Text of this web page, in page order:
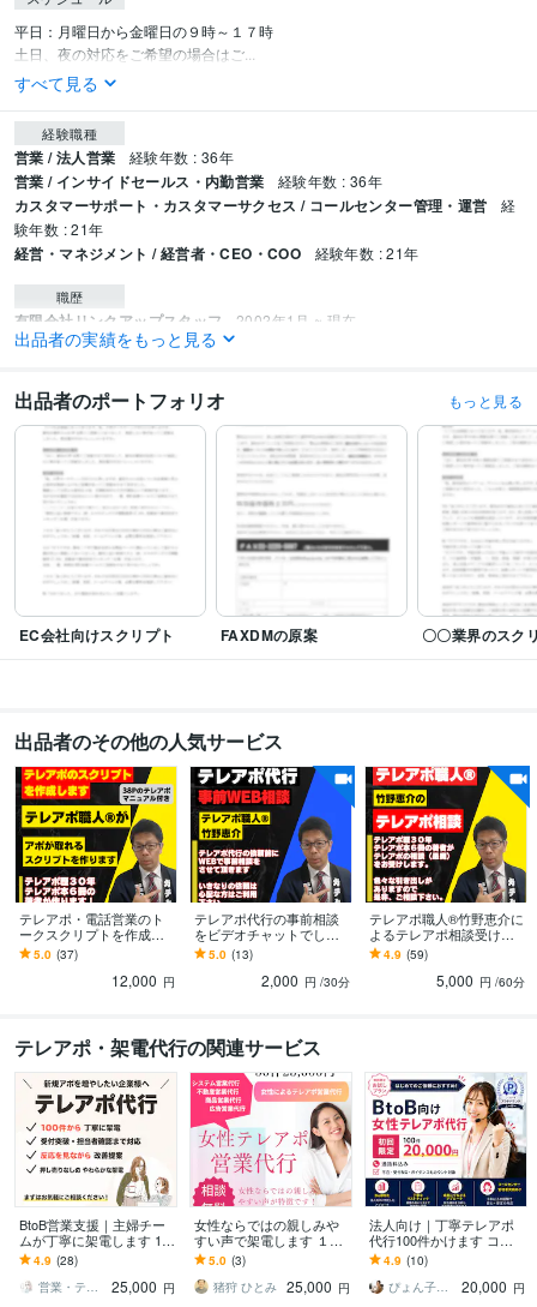
平日：月曜日から金曜日の９時～１７時
土日、夜の対応をご希望の場合はご...
すべて見る
経験職種
営業 / 法人営業 経験年数 : 36年
営業 / インサイドセールス・内勤営業 経験年数 : 36年
カスタマーサポート・カスタマーサクセス / コールセンター管理・運営
経
験年数 : 21年
経営・マネジメント / 経営者・CEO・COO 経験年数 : 21年
職歴
有限会社リンクアップスタッフ 2002年1月 ~ 現在
驚異のテレアポ成功術
功術セミナー
ビジネス・クリエイティブツール
Excel:30年 Google サイト:20年
Google スプレッドシート:10年
Google スライド:10年Google ドキュメント:10年 PowerPoint:30年
Word:30年一太郎:10年弥生会計:5年Adobe Photoshop:5年
Fireworks:5年
Filmora:3年Canva:2年
得意分野
ビジネス代行・事務代行 テレアポ相談 テレアポのスクリプト作成
学歴
出品者の実績をもっと見る
出品者のポートフォリオ もっと見る
EC会社向けスクリプト FAXDMの原案 〇〇業界のスク
出品者のその他の人気サービス
テレアポ・電話営業のト
ークスクリプトを作成し
ます テレアポ歴３０年テ
レアポ本６冊の著者のス
5.0 (37)
12,000 円
テレアポ代行の事前相談
をビデオチャットでしま
す テレアポ代行のご依頼
を検討中の方向けのビデ
オチャットです
5.0 (13)
2,000 円 /30分
テレアポ職人®竹野恵介に
よるテレアポ相談受けま
す テレアポノウハウ本の
著者で代行会社の運営者
による相談サービス
4.9 (59)
5,000 円 /60分
テレアポ・架電代行の関連サービス
BtoB営業支援｜主婦チー
ムが丁寧に架電します 10
0件丁寧架電｜反応を見て
改善提案まで対応
4.9 (28)
営業・テレアポ・ママチーム
25,000 円
女性ならではの親しみや
すい声で架電します １０
年の実績。法人向けテレ
アポ営業代行
5.0 (3)
猪狩 ひとみ 25,000 円
法人向け｜丁寧テレアポ
代行100件かけます コー
ルセンター元女性管理者
が対応で自然な営業をサ
ポート
4.9 (10)
ぴょん子｜元IT勤務マルチクリエイター
20,000 円